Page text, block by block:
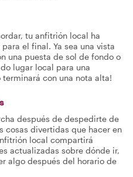
tu anfitrión local ha
el final. Ya sea una vista
una puesta de sol de fondo o
lugar local para una
con una nota alta!
después de despedirte de
cosas divertidas que hacer en
local compartirá
actualizadas sobre dónde ir,
algo después del horario de